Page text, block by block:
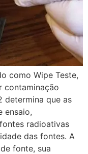
como Wipe Teste,
contaminação
determina que as
ensaio,
radioativas
das fontes. A
fonte, sua